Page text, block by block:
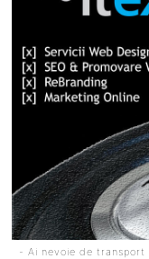
- Ai nevoie de transport